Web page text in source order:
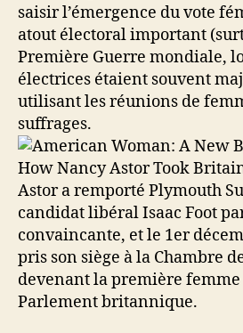
saisir l’émergence du vote
atout électoral important
Première Guerre mondiale,
électrices étaient souvent
utilisant les réunions de
suffrages.
Astor a remporté Plymouth
candidat libéral Isaac Foot
convaincante, et le 1er
pris son siège à la Chambre
devenant la première femme
Parlement britannique.